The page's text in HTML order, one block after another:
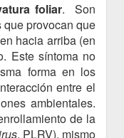
foliar. Son
provocan que
hacia arriba (en
Este síntoma no
forma en los
entre el
ambientales.
de la
, PLRV), mismo